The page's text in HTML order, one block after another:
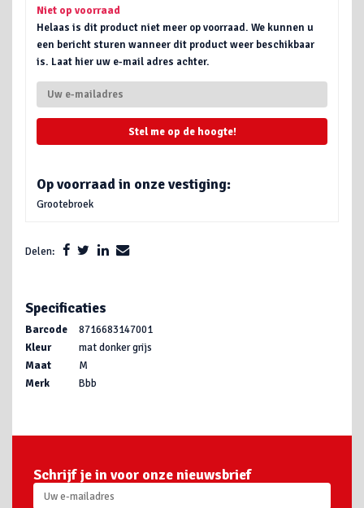
Niet op voorraad
Helaas is dit product niet meer op voorraad. We kunnen u
een bericht sturen wanneer dit product weer beschikbaar
is. Laat hier uw e-mail adres achter.
Stel me op de hoogte!
Op voorraad in onze vestiging:
Grootebroek
Delen:
Specificaties
Barcode
8716683147001
Kleur
mat donker grijs
Maat
M
Merk
Bbb
Schrijf je in voor onze nieuwsbrief